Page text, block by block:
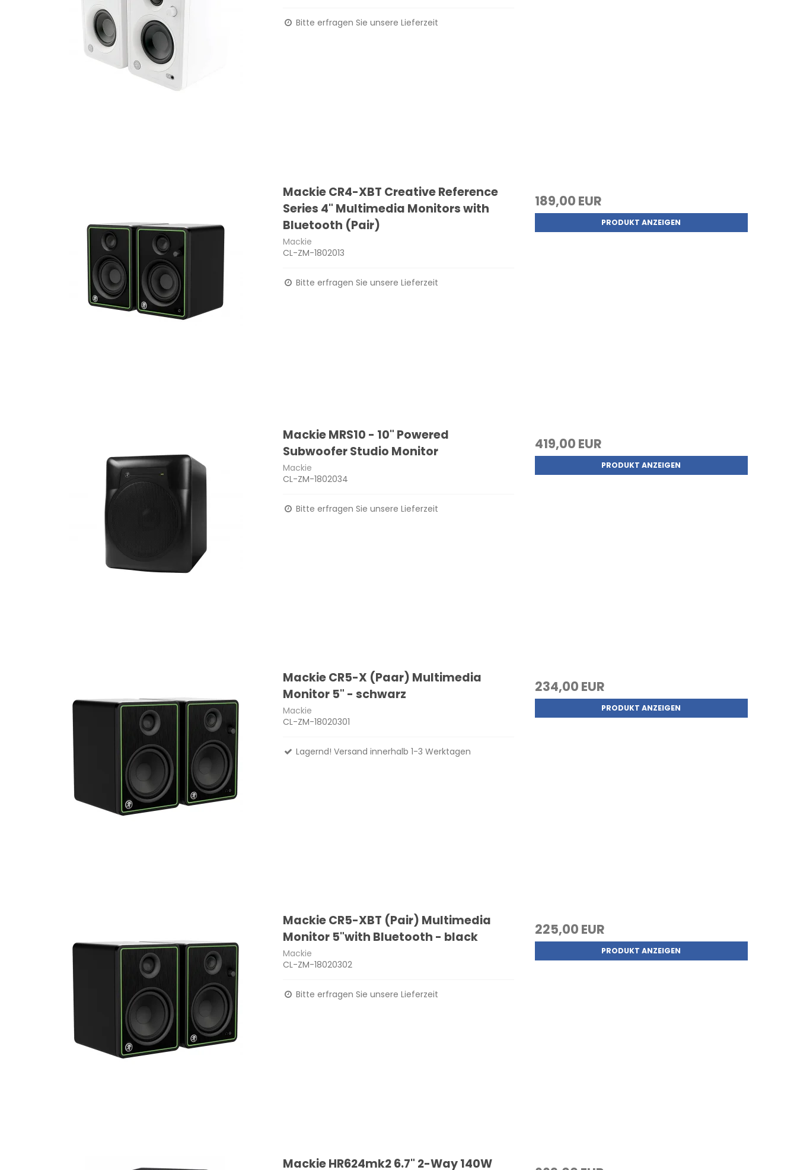
Bitte erfragen Sie unsere Lieferzeit
Mackie CR4-XBT Creative Reference
Series 4" Multimedia Monitors with
Bluetooth (Pair)
Mackie
CL-ZM-1802013
Bitte erfragen Sie unsere Lieferzeit
189,00 EUR
PRODUKT ANZEIGEN
Mackie MRS10 - 10" Powered
Subwoofer Studio Monitor
Mackie
CL-ZM-1802034
Bitte erfragen Sie unsere Lieferzeit
419,00 EUR
PRODUKT ANZEIGEN
Mackie CR5-X (Paar) Multimedia
Monitor 5" - schwarz
Mackie
CL-ZM-18020301
Lagernd! Versand innerhalb 1-3 Werktagen
234,00 EUR
PRODUKT ANZEIGEN
Mackie CR5-XBT (Pair) Multimedia
Monitor 5"with Bluetooth - black
Mackie
CL-ZM-18020302
Bitte erfragen Sie unsere Lieferzeit
225,00 EUR
PRODUKT ANZEIGEN
Mackie HR624mk2 6.7" 2-Way 140W